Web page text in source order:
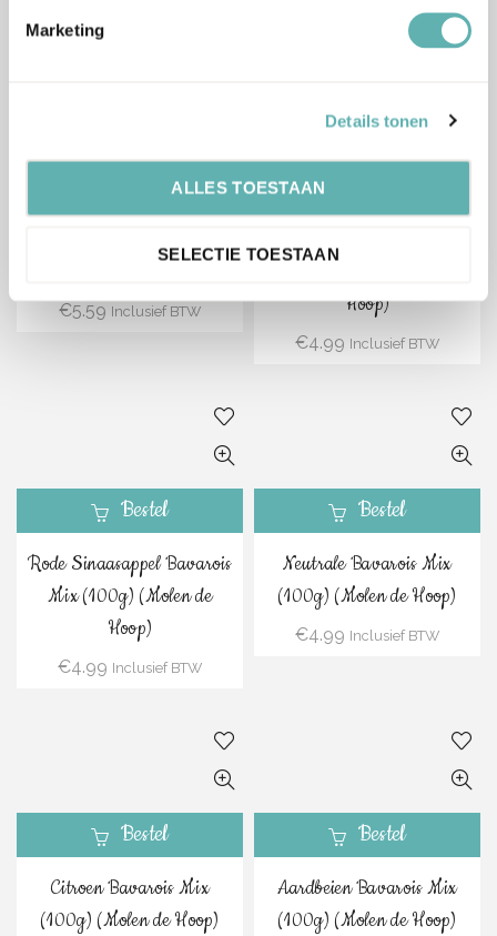
Marketing
Details tonen
ALLES TOESTAAN
SELECTIE TOESTAAN
Inclusief BTW
€5.59 Inclusief BTW
Hoop)
€4.99 Inclusief BTW
Bestel
Rode Sinaasappel Bavarois
Mix (100g) (Molen de
Hoop)
€4.99 Inclusief BTW
Bestel
Neutrale Bavarois Mix
(100g) (Molen de Hoop)
€4.99 Inclusief BTW
Bestel
Citroen Bavarois Mix
(100g) (Molen de Hoop)
Bestel
Aardbeien Bavarois Mix
(100g) (Molen de Hoop)